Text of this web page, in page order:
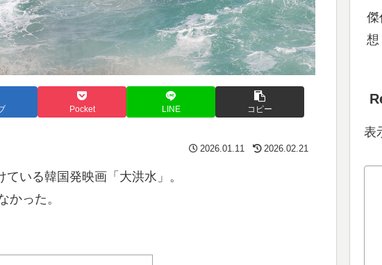
Pocket LINE コピー
2026.01.11 2026.02.21
いる韓国発映画「大洪水」。
かった。
傑
想
表